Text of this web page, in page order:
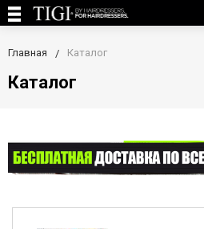
Главная Каталог
Каталог